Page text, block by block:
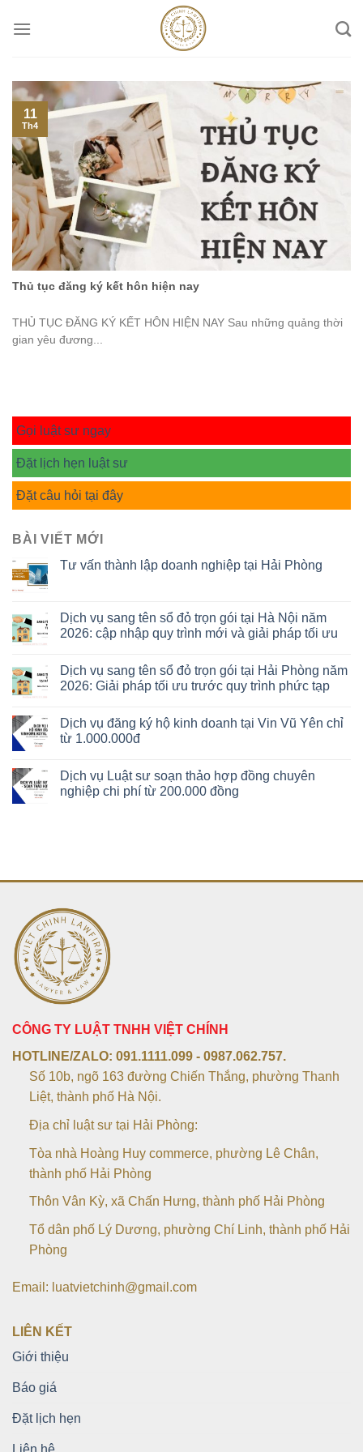
Thủ tục đăng ký kết hôn hiện nay
THỦ TỤC ĐĂNG KÝ KẾT HÔN HIỆN NAY Sau những quảng thời
gian yêu đương...
11
Th4
Gọi luật sư ngay
Đặt lịch hẹn luật sư
Đặt câu hỏi tại đây
BÀI VIẾT MỚI
Tư vấn thành lập doanh nghiệp tại Hải Phòng
Dịch vụ sang tên sổ đỏ trọn gói tại Hà Nội năm
2026: cập nhập quy trình mới và giải pháp tối ưu
Dịch vụ sang tên sổ đỏ trọn gói tại Hải Phòng năm
2026: Giải pháp tối ưu trước quy trình phức tạp
Dịch vụ đăng ký hộ kinh doanh tại Vin Vũ Yên chỉ
từ 1.000.000đ
Dịch vụ Luật sư soạn thảo hợp đồng chuyên
nghiệp chi phí từ 200.000 đồng
CÔNG TY LUẬT TNHH VIỆT CHÍNH
HOTLINE/ZALO: 091.1111.099 - 0987.062.757.
Số 10b, ngõ 163 đường Chiến Thắng, phường Thanh
Liệt, thành phố Hà Nội.
Địa chỉ luật sư tại Hải Phòng:
Tòa nhà Hoàng Huy commerce, phường Lê Chân,
thành phố Hải Phòng
Thôn Vân Kỳ, xã Chấn Hưng, thành phố Hải Phòng
Tổ dân phố Lý Dương, phường Chí Linh, thành phố Hải
Phòng
Email: luatvietchinh@gmail.com
LIÊN KẾT
Giới thiệu
Báo giá
Đặt lịch hẹn
Liên hệ